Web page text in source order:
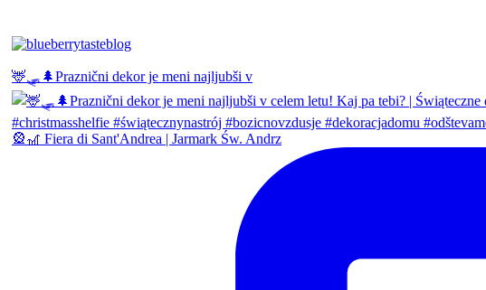
🦌🛷🌲Praznični dekor je meni najljubši v
🎡🎢 Fiera di Sant'Andrea | Jarmark Św. Andrz